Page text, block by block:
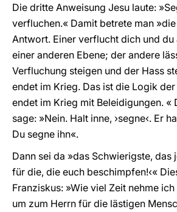
Die dritte Anweisung Jesu laute:
verfluchen.« Damit betrete man
Antwort. Einer verflucht dich und
einer anderen Ebene; der andere
Verfluchung steigen und der Hass
endet im Krieg. Das ist die Logik
endet im Krieg mit Beleidigungen. «
sage: »Nein. Halt inne, ›segne‹. Er
Du segne ihn«.
Dann sei da »das Schwierigste, das
für die, die euch beschimpfen!‹«
Franziskus: »Wie viel Zeit nehme
um zum Herrn für die lästigen